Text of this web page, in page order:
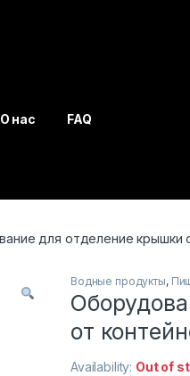
О нас FAQ
для отделение крышки
Водные продукты,
от
Availability: Out of